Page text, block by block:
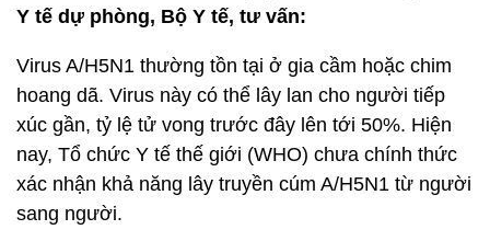
Y tế dự phòng, Bộ Y tế, tư vấn:
Virus A/H5N1 thường tồn tại ở gia cầm hoặc chim
hoang dã. Virus này có thể lây lan cho người tiếp
xúc gần, tỷ lệ tử vong trước đây lên tới 50%. Hiện
nay, Tổ chức Y tế thế giới (WHO) chưa chính thức
xác nhận khả năng lây truyền cúm A/H5N1 từ người
sang người.